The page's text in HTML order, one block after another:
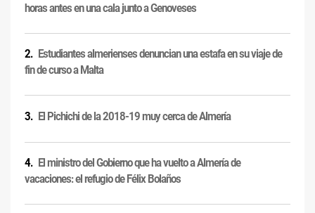
horas antes en una cala junto a Genoveses
Estudiantes almerienses denuncian una estafa en su viaje de
fin de curso a Malta
El Pichichi de la 2018-19 muy cerca de Almería
El ministro del Gobierno que ha vuelto a Almería de
vacaciones: el refugio de Félix Bolaños